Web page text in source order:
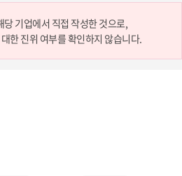
당 기업에서 직접 작성한 것으로,
한 진위 여부를 확인하지 않습니다.